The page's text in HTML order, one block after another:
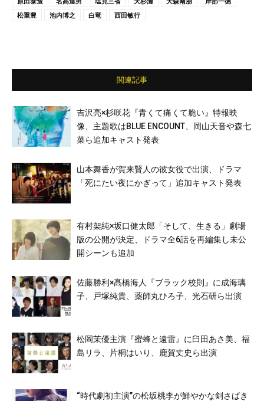
松重豊
池内博之 白竜 西田敏行
関連記事
吉沢亮×杉咲花『青くて痛くて脆い』特報映
像、主題歌はBLUE ENCOUNT、岡山天音や森七
菜ら追加キャスト発表
山本舞香が賀来賢人の彼女役で出演、ドラマ
「死にたい夜にかぎって」追加キャスト発表
有村架純×坂口健太郎「そして、生きる」劇場
版の公開が決定、ドラマ全6話を再編集し未公
開シーンも追加
佐藤勝利×髙橋海人『ブラック校則』に成海璃
子、戸塚純貴、薬師丸ひろ子、光石研ら出演
松岡茉優主演『蜜蜂と遠雷』に臼田あさ美、福
島リラ、片桐はいり、鹿賀丈史ら出演
“時代劇初主演”の松坂桃李が鮮やかな剣さばき